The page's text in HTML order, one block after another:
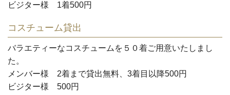
ビジター様 1着500円
コスチューム貸出
バラエティーなコスチュームを５０着ご用意いたしまし
た。
メンバー様 2着まで貸出無料 、3着目以降500円
ビジター様 500円